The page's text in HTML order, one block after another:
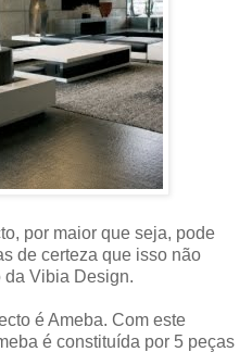
por maior que seja, pode
de certeza que isso não
da Vibia Design.
é Ameba. Com este
é constituída por 5 peças